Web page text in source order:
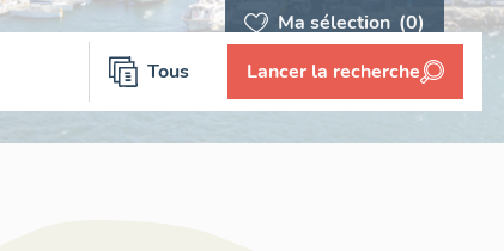
Ma sélection (0)
Tous Lancer la recherche